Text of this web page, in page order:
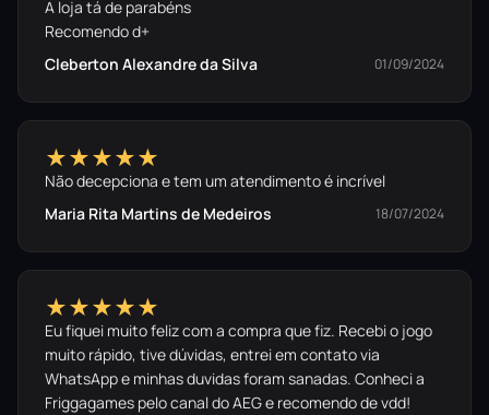
A ilha espera por você.
Adquira sua vaga primária agora e domine o
A loja tá de parabéns
Recomendo d+
Cleberton Alexandre da Silva
01/09/2024
★★★★★
Não decepciona e tem um atendimento é incrível
Maria Rita Martins de Medeiros
18/07/2024
★★★★★
Eu fiquei muito feliz com a compra que fiz. Recebi o jogo
muito rápido, tive dúvidas, entrei em contato via
WhatsApp e minhas duvidas foram sanadas. Conheci a
Friggagames pelo canal do AEG e recomendo de vdd!